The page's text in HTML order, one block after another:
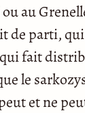
au
de parti,
qui fait
le
et ne